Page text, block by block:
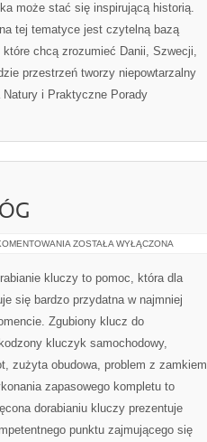
może stać się inspirującą historią.
tej tematyce jest czytelną bazą
chcą zrozumieć Danii, Szwecji,
przestrzeń tworzy niepowtarzalny
i Praktyczne Porady
HISTORIE
DRÓG
ZOSTAŁA WYŁĄCZONA
kluczy to pomoc, która dla
się bardzo przydatna w najmniej
Zgubiony klucz do
kluczyk samochodowy,
zużyta obudowa, problem z zamkiem
zapasowego kompletu to
dorabianiu kluczy prezentuje
punktu zajmującego się